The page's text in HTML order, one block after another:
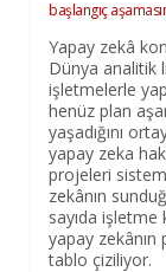
başlangıç
Yapay zekâ
Dünya analitik
işletmelerle
henüz plan
yaşadığını
yapay zeka
projeleri
zekânın
sayıda
yapay
tablo çiziliyor.